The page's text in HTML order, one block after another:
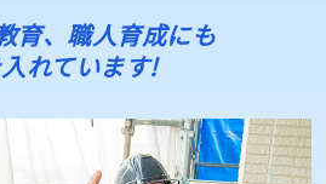
育、職人育成にも
れています!